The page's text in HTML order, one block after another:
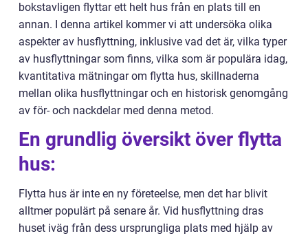
bokstavligen flyttar ett helt hus från en plats till en
annan. I denna artikel kommer vi att undersöka olika
aspekter av husflyttning, inklusive vad det är, vilka typer
av husflyttningar som finns, vilka som är populära idag,
kvantitativa mätningar om flytta hus, skillnaderna
mellan olika husflyttningar och en historisk genomgång
av för- och nackdelar med denna metod.
En grundlig översikt över flytta
hus:
Flytta hus är inte en ny företeelse, men det har blivit
alltmer populärt på senare år. Vid husflyttning dras
huset iväg från dess ursprungliga plats med hjälp av